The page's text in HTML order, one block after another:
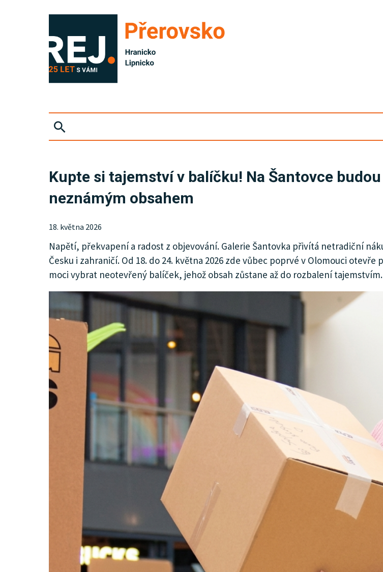
KRIMI
KULTURA
SPOLEČNOST
INZERCE
Kupte si tajemství v balíčku! Na Šantovce
neznámým obsahem
18. května 2026
Napětí, překvapení a radost z objevování. Galerie Šantovka přivítá netradiční
Česku i zahraničí. Od 18. do 24. května 2026 zde vůbec poprvé v Olomouci
moci vybrat neotevřený balíček, jehož obsah zůstane až do rozbalení tajemstvím.